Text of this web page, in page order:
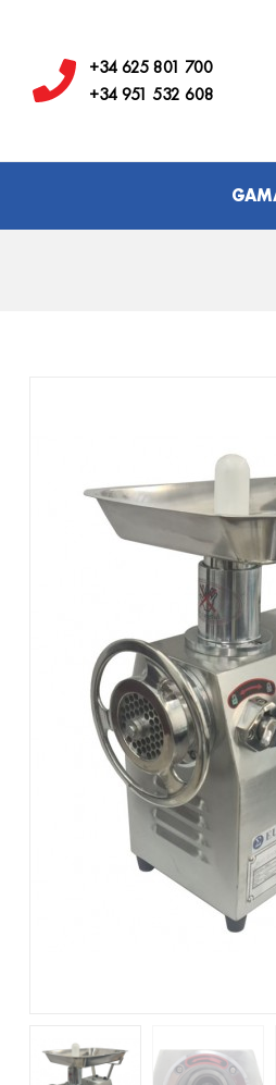
+34 625 801 700
+34 951 532 608
Los